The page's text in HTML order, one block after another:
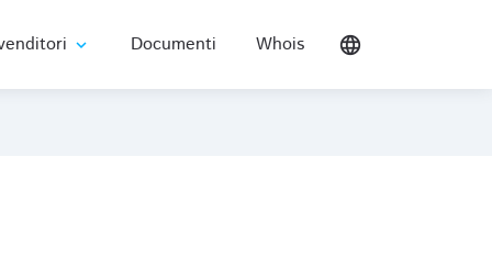
expand_more Documenti Whois language